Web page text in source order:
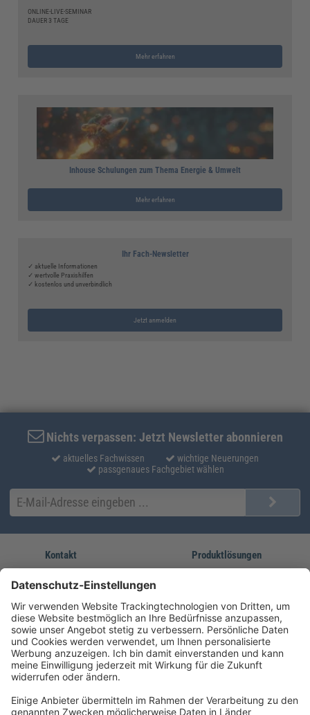
ONLINE-LIVE-SEMINAR
DAUER 3 TAGE
Mehr erfahren
Inhouse Schulungen zum Thema Energie & Umwelt
Mehr erfahren
Ihr Fach-Newsletter
✓ aktuelle Informationen
✓ wertvolle Praxishilfen
✓ kostenlos und unverbindlich
Jetzt anmelden
Nichts verpassen: Jetzt Newsletter abonnieren
aktuelles Fachwissen
wichtige Neuerungen
passgenaues Fachgebiet wählen
Kontakt
service@forum-verlag.com
Mo-Do 07:30 - 17:00 Uhr
Fr 07:30 - 15:00 Uhr
Produktlösungen
Unsere Marken
Folgen Sie uns